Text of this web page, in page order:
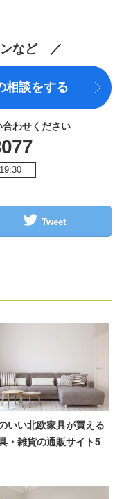
など ／
相談をする
わせください
Tweet
いい北欧家具が買える
・雑貨の通販サイト5